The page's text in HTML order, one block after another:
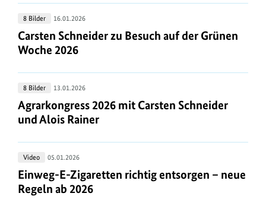
Auto-
Förderprogramm
Carsten
Schneider
zu
auf
der
Grünen
Woche
8 Bilder 16.01.2026
Carsten Schneider zu Besuch auf der Grünen
Carsten Schneider zu Besuch auf der Grünen
Woche 2026
Agrarkongress
2026
mit
Schneider
und
Alois
Rainer
8 Bilder 13.01.2026
Agrarkongress 2026 mit Carsten Schneider und
Agrarkongress 2026 mit Carsten Schneider
und Alois Rainer
Einweg-
E-
Zigaretten
Video 05.01.2026
Einweg-E-Zigaretten richtig entsorgen – neue
Einweg-E-Zigaretten richtig entsorgen – neue
Regeln ab 2026